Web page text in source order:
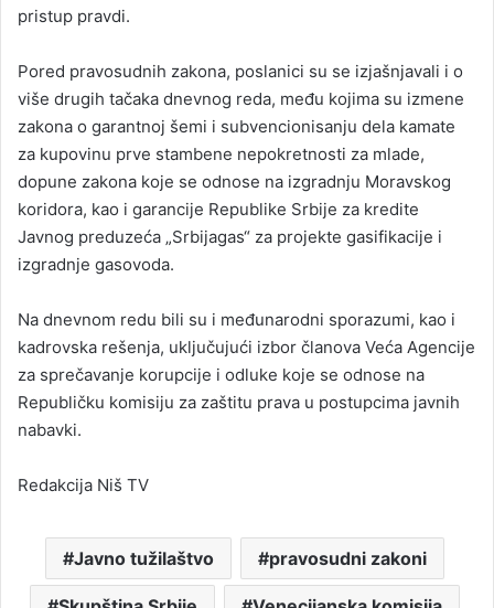
pristup pravdi.
Pored pravosudnih zakona, poslanici su se izjašnjavali i o
više drugih tačaka dnevnog reda, među kojima su izmene
zakona o garantnoj šemi i subvencionisanju dela kamate
za kupovinu prve stambene nepokretnosti za mlade,
dopune zakona koje se odnose na izgradnju Moravskog
koridora, kao i garancije Republike Srbije za kredite
Javnog preduzeća „Srbijagas“ za projekte gasifikacije i
izgradnje gasovoda.
Na dnevnom redu bili su i međunarodni sporazumi, kao i
kadrovska rešenja, uključujući izbor članova Veća Agencije
za sprečavanje korupcije i odluke koje se odnose na
Republičku komisiju za zaštitu prava u postupcima javnih
nabavki.
Redakcija Niš TV
Javno tužilaštvo pravosudni zakoni